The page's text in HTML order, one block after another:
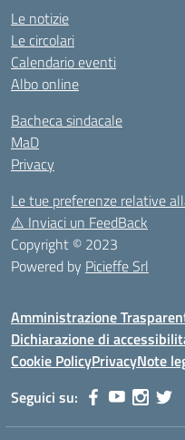
Le notizie
Le circolari
Calendario eventi
Albo online
Bacheca sindacale
MaD
Privacy
Le tue preferenze relative
⚠️ Inviaci un FeedBack
Copyright © 2023
Powered by Picieffe Srl
Amministrazione
Dichiarazione di
Cookie PolicyPrivacyNote
Seguici su: